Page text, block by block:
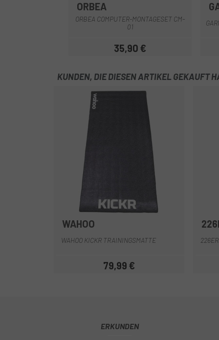
ORBEA
ORBEA COMPUTER-MONTAGESET CM-
01
Preis
35,90 €
KUNDEN, DIE DIESEN ARTIKEL GEKAUFT
WAHOO
WAHOO KICKR TRAININGSMATTE
Preis
79,99 €
ERKUNDEN